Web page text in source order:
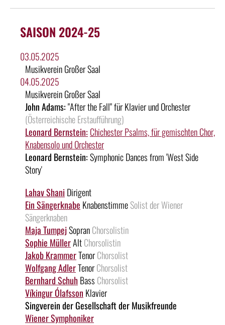
SAISON 2024-25
03.05.2025
Musikverein Großer Saal
04.05.2025
Musikverein Großer Saal
John Adams:"After the Fall" für Klavier und Orchester
(Österreichische Erstaufführung)
Leonard Bernstein: Chichester Psalms, für gemischten Chor,
Knabensolo und Orchester
Leonard Bernstein:Symphonic Dances from 'West Side
Story'
Lahav Shani Dirigent
Ein Sängerknabe KnabenstimmeSolist der Wiener
Sängerknaben
Maja TumpejSopranChorsolistin
Sophie MüllerAltChorsolistin
Jakob KrammerTenorChorsolist
Wolfgang AdlerTenorChorsolist
Bernhard SchuhBass Chorsolist
Víkingur Ólafsson Klavier
Singverein der Gesellschaft der Musikfreunde
Wiener Symphoniker